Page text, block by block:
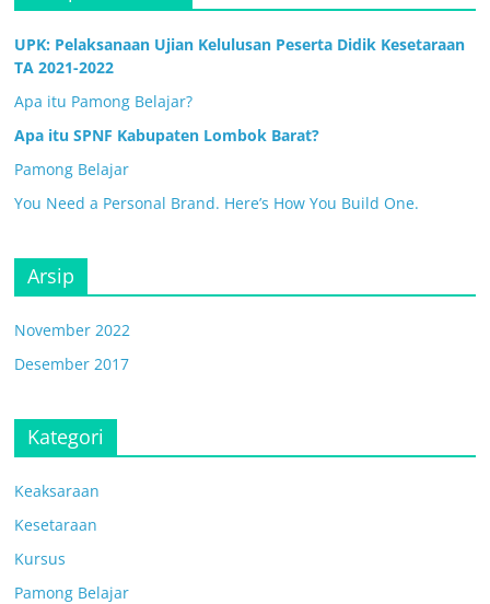
UPK: Pelaksanaan Ujian Kelulusan Peserta Didik Kesetaraan
TA 2021-2022
Apa itu Pamong Belajar?
Apa itu SPNF Kabupaten Lombok Barat?
Pamong Belajar
You Need a Personal Brand. Here’s How You Build One.
Arsip
November 2022
Desember 2017
Kategori
Keaksaraan
Kesetaraan
Kursus
Pamong Belajar